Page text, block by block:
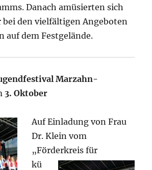
Danach amüsierten sich
bei den vielfältigen Angeboten
auf dem Festgelände.
Marzahn-
3. Oktober
Auf Einladung von Frau
Dr. Klein vom
„Förderkreisfür
kü